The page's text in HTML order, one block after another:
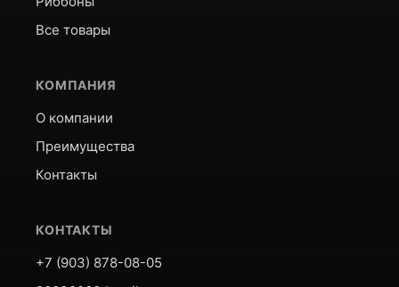
Все товары
КОМПАНИЯ
О компании
Преимущества
Контакты
КОНТАКТЫ
+7 (903) 878-08-05